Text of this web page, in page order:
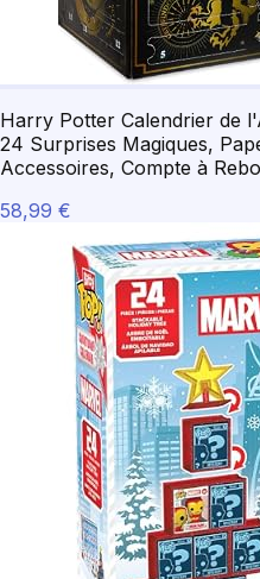
Harry Potter Calendrier de
24 Surprises Magiques,
Accessoires, Compte à
58,99 €